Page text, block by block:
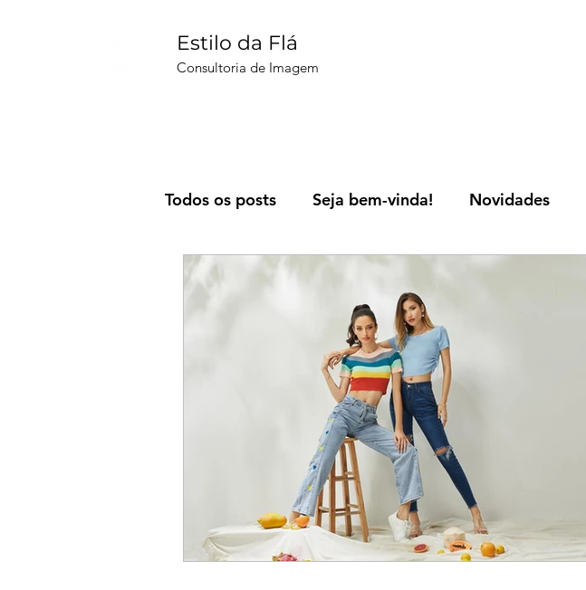
Estilo da Flá
Consultoria de Imagem
Todos os posts Seja bem-vinda! Novidades
Filmes & Séries
Mundo Fashion